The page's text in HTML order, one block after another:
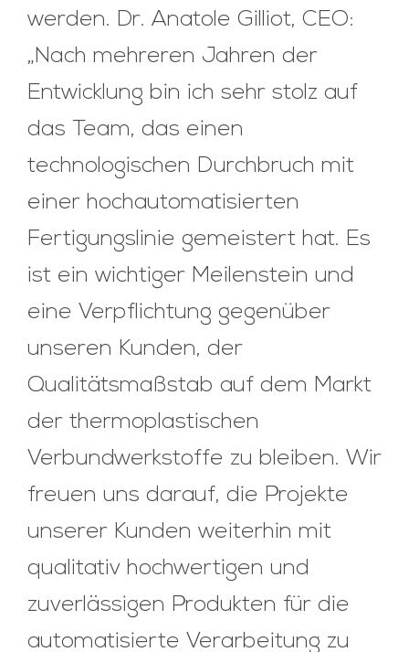
werden. Dr. Anatole Gilliot, CEO:
„Nach mehreren Jahren der
Entwicklung bin ich sehr stolz auf
das Team, das einen
technologischen Durchbruch mit
einer hochautomatisierten
Fertigungslinie gemeistert hat. Es
ist ein wichtiger Meilenstein und
eine Verpflichtung gegenüber
unseren Kunden, der
Qualitätsmaßstab auf dem Markt
der thermoplastischen
Verbundwerkstoffe zu bleiben. Wir
freuen uns darauf, die Projekte
unserer Kunden weiterhin mit
qualitativ hochwertigen und
zuverlässigen Produkten für die
automatisierte Verarbeitung zu